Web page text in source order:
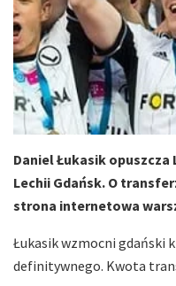
Daniel Łukasik opuszcza
Lechii Gdańsk. O
strona internetowa
Łukasik wzmocni gdański
definitywnego. Kwota